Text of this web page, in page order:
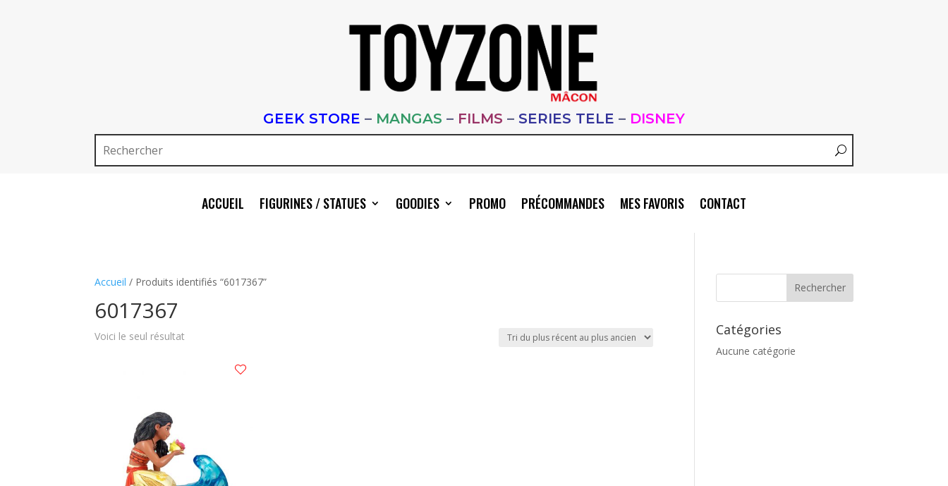
GEEK STORE – MANGAS – FILMS – SERIES TELE – DISNEY
ACCUEIL FIGURINES / STATUES GOODIES PROMO PRÉCOMMANDES MES FAVORIS CONTACT
Accueil / Produits identifiés “6017367”
6017367
Voici le seul résultat Catégories
Aucune catégorie